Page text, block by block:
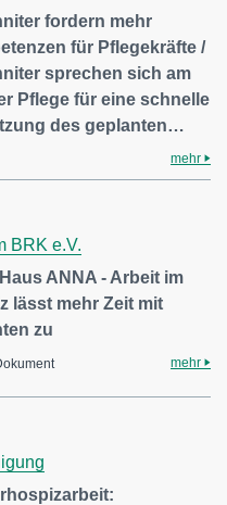
fordern mehr
für Pflegekräfte /
sprechen sich am
Pflege für eine schnelle
des geplanten…
mehr
BRK e.V.
Haus ANNA - Arbeit im
lässt mehr Zeit mit
zu
mehr